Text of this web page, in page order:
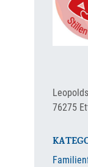
76275